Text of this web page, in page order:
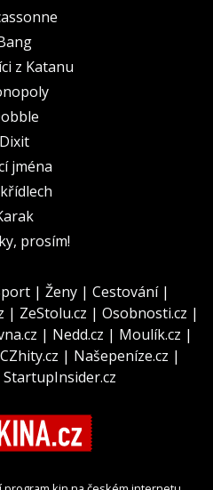
z Katanu
Dixit
jména
prosím!
| Ženy | Cestování|
| ZeStolu.cz | Osobnosti.cz |
| Nedd.cz | Moulík.cz |
CZhity.cz | Našepeníze.cz |
StartupInsider.cz